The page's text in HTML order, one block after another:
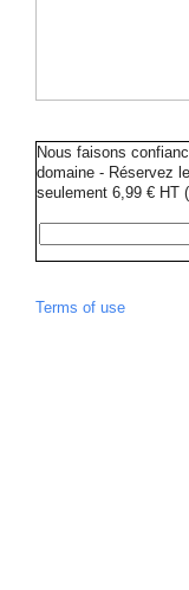
Nous faisons
domaine - Réservez
seulement 6,99 € HT
Terms of use